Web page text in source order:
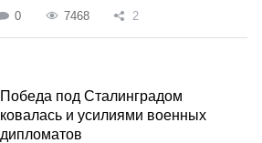
0 7468 2
Победа под Сталинградом
ковалась и усилиями военных
дипломатов